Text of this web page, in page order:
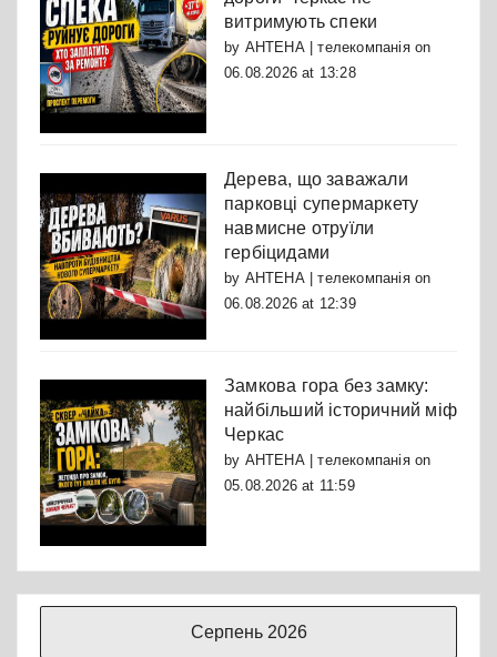
витримують спеки
by АНТЕНА | телекомпаніяon
06.08.2026 at 13:28
Дерева, що заважали
парковці супермаркету
навмисне отруїли
гербіцидами
by АНТЕНА | телекомпаніяon
06.08.2026 at 12:39
Замкова гора без замку:
найбільший історичний міф
Черкас
by АНТЕНА | телекомпаніяon
05.08.2026 at 11:59
Серпень 2026